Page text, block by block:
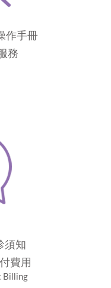
作手冊
務
須知
費用
Billing